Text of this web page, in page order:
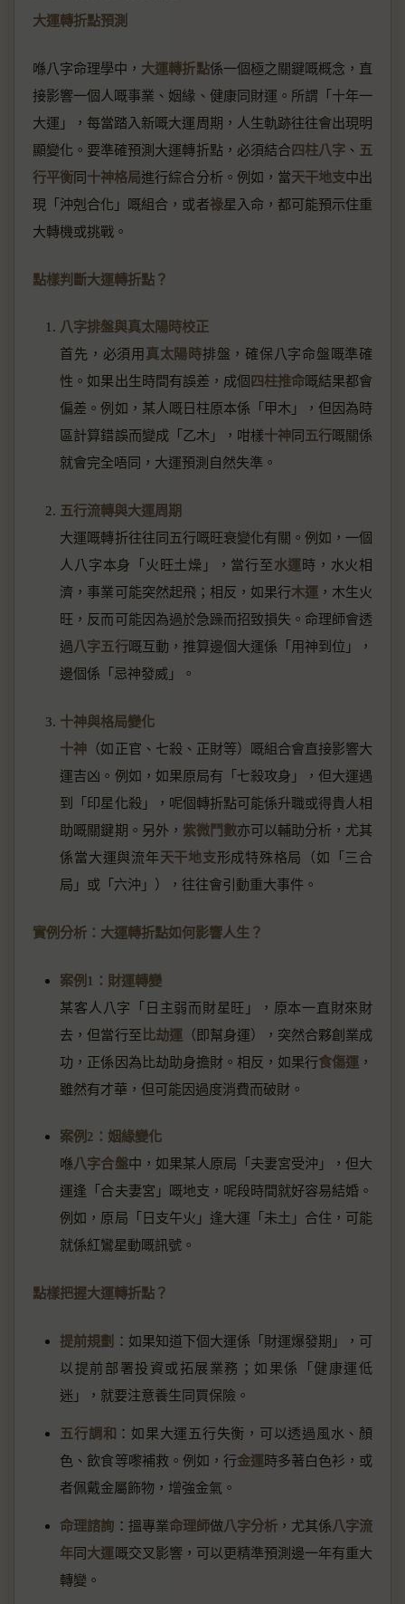
大運轉折點預測
喺八字命理學中， 大運轉折點係一個極之關鍵嘅概念，直
接影響一個人嘅事業、姻緣、健康同財運。所謂「十年一
大運」，每當踏入新嘅大運周期，人生軌跡往往會出現明
顯變化。要準確預測大運轉折點，必須結合四柱八字、 五
行平衡同十神格局進行綜合分析。例如，當天干地支中出
現「沖剋合化」嘅組合，或者祿星入命，都可能預示住重
大轉機或挑戰。
點樣判斷大運轉折點？
八字排盤與真太陽時校正
首先，必須用 真太陽時排盤，確保八字命盤嘅準確
性。如果出生時間有誤差，成個 四柱推命嘅結果都會
偏差。例如，某人嘅日柱原本係「甲木」，但因為時
區計算錯誤而變成「乙木」，咁樣十神同五行嘅關係
就會完全唔同，大運預測自然失準。
五行流轉與大運周期
大運嘅轉折往往同五行嘅旺衰變化有關。例如，一個
人八字本身「火旺土燥」，當行至水運時，水火相
濟，事業可能突然起飛；相反，如果行木運，木生火
旺，反而可能因為過於急躁而招致損失。命理師會透
過八字五行嘅互動，推算邊個大運係「用神到位」，
邊個係「忌神發威」。
十神與格局變化
十神 （如正官、七殺、正財等）嘅組合會直接影響大
運吉凶。例如，如果原局有「七殺攻身」，但大運遇
到「印星化殺」，呢個轉折點可能係升職或得貴人相
助嘅關鍵期。另外， 紫微鬥數亦可以輔助分析，尤其
係當大運與流年天干地支形成特殊格局（如「三合
局」或「六沖」），往往會引動重大事件。
實例分析：大運轉折點如何影響人生？
案例1：財運轉變
某客人八字「日主弱而財星旺」，原本一直財來財
去，但當行至 比劫運（即幫身運），突然合夥創業成
功，正係因為比劫助身擔財。相反，如果行食傷運 ，
雖然有才華，但可能因過度消費而破財。
案例2：姻緣變化
喺八字合盤中，如果某人原局「夫妻宮受沖」，但大
運逢「合夫妻宮」嘅地支，呢段時間就好容易結婚。
例如，原局「日支午火」逢大運「未土」合住，可能
就係紅鸞星動嘅訊號。
點樣把握大運轉折點？
提前規劃 ：如果知道下個大運係「財運爆發期」，可
以提前部署投資或拓展業務；如果係「健康運低
迷」，就要注意養生同買保險。
五行調和 ：如果大運五行失衡，可以透過風水、顏
色、飲食等嚟補救。例如，行金運時多著白色衫，或
者佩戴金屬飾物，增強金氣。
命理諮詢 ：搵專業命理師做八字分析，尤其係八字流
年同大運嘅交叉影響，可以更精準預測邊一年有重大
轉變。